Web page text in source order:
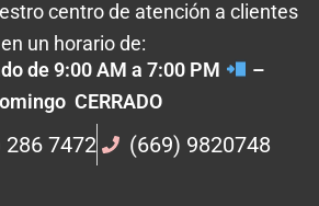
centro de atención a clientes
en un horario de:
de 9:00 AM a 7:00 PM
–
CERRADO
286 7472 (669) 9820748